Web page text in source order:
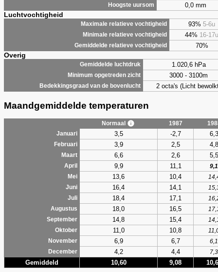
Hoogste uursom 0,0 mm
Luchtvochtigheid
Maximale relatieve vochtigheid 93% 5-6u
Minimale relatieve vochtigheid 44% 16-17u
Gemiddelde relatieve vochtigheid 70%
Overig
Gemiddelde luchtdruk 1.020,6 hPa
Minimum opgetreden zicht 3000 - 3100m
Bedekkingsgraad van de bovenlucht 2 octa's (Licht
Maandgemiddelde temperaturen
Normaal 1987
Januari
3,5 -2,7 6,3
Februari 3,9 2,5 4,8
Maart 6,6 2,6 5,5
April 9,9 11,1
9,1
Mei
13,6 10,4
Juni
16,4 14,1
Juli
18,4 17,1
Augustus
18,0 16,5
September
14,8 15,4
Oktober
11,0 10,8
November
6,9 6,7
6,1
December
4,2 4,4 7,3
Gemiddeld 10,60 9,08